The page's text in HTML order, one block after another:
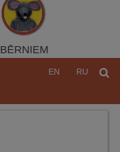
BĒRNIEM
EN RU